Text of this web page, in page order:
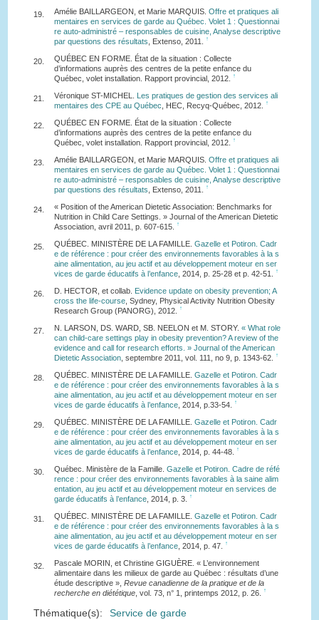
19. Amélie BAILLARGEON, et Marie MARQUIS. Offre et pratiques ali
mentaires en services de garde au Québec. Volet 1 : Questionnai
re auto-administré – responsables de cuisine, Analyse descriptive
par questions des résultats , Extenso, 2011. ↑
20.
QUÉBEC EN FORME. État de la situation : Collecte
d’informations auprès des centres de la petite enfance du
Québec, volet installation. Rapport provincial, 2012.
↑
21. Véronique ST-MICHEL.
Les pratiques de gestion des services ali
mentaires des CPE au Québec , HEC, Recyq-Québec, 2012. ↑
22.
QUÉBEC EN FORME. État de la situation : Collecte
d’informations auprès des centres de la petite enfance du
Québec, volet installation. Rapport provincial, 2012.
↑
23. Amélie BAILLARGEON, et Marie MARQUIS. Offre et pratiques ali
mentaires en services de garde au Québec. Volet 1 : Questionnai
re auto-administré – responsables de cuisine, Analyse descriptive
par questions des résultats , Extenso, 2011. ↑
24.
« Position of the American Dietetic Association: Benchmarks for
Nutrition in Child Care Settings. » Journal of the American Dietetic
Association, avril 2011, p. 607-615.
↑
25. QUÉBEC. MINISTÈRE DE LA FAMILLE. Gazelle et Potiron. Cadr
e de référence : pour créer des environnements favorables à la s
aine alimentation, au jeu actif et au développement moteur en ser
vices de garde éducatifs à l’enfance, 2014, p. 25-28 et p. 42-51. ↑
26. D. HECTOR, et collab. Evidence update on obesity prevention; A
cross the life-course, Sydney, Physical Activity Nutrition Obesity
Research Group (PANORG), 2012.
↑
27. N. LARSON, DS. WARD, SB. NEELON et M. STORY. « What role
can child-care settings play in obesity prevention? A review of the
evidence and call for research efforts. » Journal of the American
Dietetic Association, septembre 2011, vol. 111, no 9, p. 1343-62. ↑
28. QUÉBEC. MINISTÈRE DE LA FAMILLE. Gazelle et Potiron. Cadr
e de référence : pour créer des environnements favorables à la s
aine alimentation, au jeu actif et au développement moteur en ser
vices de garde éducatifs à l’enfance, 2014, p.33-54. ↑
29. QUÉBEC. MINISTÈRE DE LA FAMILLE. Gazelle et Potiron. Cadr
e de référence : pour créer des environnements favorables à la s
aine alimentation, au jeu actif et au développement moteur en ser
vices de garde éducatifs à l’enfance, 2014, p. 44-48. ↑
30. Québec. Ministère de la Famille. Gazelle et Potiron. Cadre de réfé
rence : pour créer des environnements favorables à la saine alim
entation, au jeu actif et au développement moteur en services de
garde éducatifs à l’enfance, 2014, p. 3. ↑
31. QUÉBEC. MINISTÈRE DE LA FAMILLE. Gazelle et Potiron. Cadr
e de référence : pour créer des environnements favorables à la s
aine alimentation, au jeu actif et au développement moteur en ser
vices de garde éducatifs à l’enfance, 2014, p. 47. ↑
32.
Pascale MORIN, et Christine GIGUÈRE. « L’environnement
alimentaire dans les milieux de garde au Québec : résultats d’une
étude descriptive », Revue canadienne de la pratique et de la
recherche en diététique, vol. 73, n° 1, printemps 2012, p. 26. ↑
Thématique(s): Service de garde